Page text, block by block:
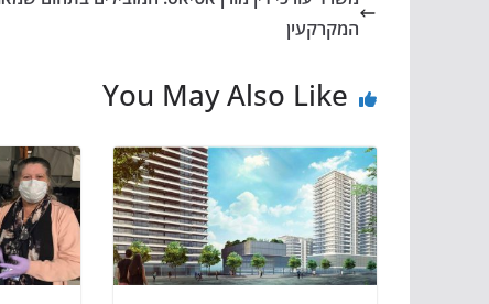
המקרקעין
You May Also Like